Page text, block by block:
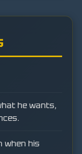
he wants,
when his